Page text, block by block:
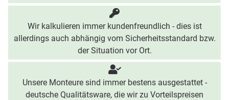
Wir kalkulieren immer kundenfreundlich - dies ist
allerdings auch abhängig vom Sicherheitsstandard bzw.
der Situation vor Ort.
Unsere Monteure sind immer bestens ausgestattet -
deutsche Qualitätsware, die wir zu Vorteilspreisen